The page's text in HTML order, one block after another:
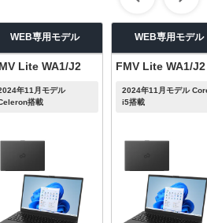
WEB専用モデル
Lite WA1/J2
年11月モデル
搭載
WEB専用モデル
FMV Lite WA1/J2
2024年11月モデル
i5搭載